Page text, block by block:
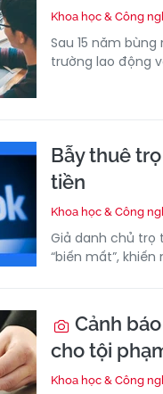
Khoa học & Công
Sau 15 năm
trường lao động
Bẫy thuê
tiền
Khoa học & Công
Giả danh chủ trọ
“biến mất”,
Cảnh
cho tội
Khoa học & Công